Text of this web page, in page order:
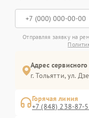
Отправляя заявку на
Адрес
г. Тольятти, ул.
Горячая линия
+7 (848) 238-87-